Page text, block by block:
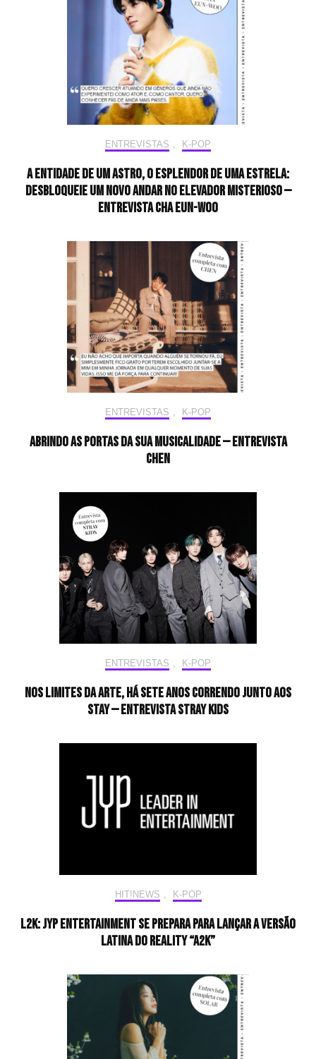
ENTREVISTAS , K-POP
A entidade de um astro, o esplendor de uma estrela:
desbloqueie um novo andar no elevador misterioso —
Entrevista CHA EUN-WOO
ENTREVISTAS , K-POP
Abrindo as portas da sua musicalidade — Entrevista
CHEN
ENTREVISTAS , K-POP
Nos limites da arte, há sete anos correndo junto aos
STAY — Entrevista Stray Kids
HIT!NEWS K-POP
L2K: JYP Entertainment se prepara para lançar a versão
latina do reality “A2K”